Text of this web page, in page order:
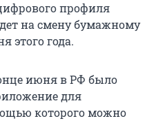
профиля
на смену бумажному
этого года.
июня в РФ было
для
которого можно